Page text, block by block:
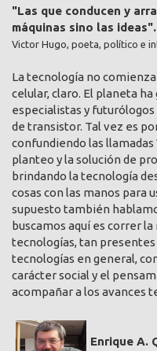
"Las que conducen y
máquinas sino las ideas".
Victor Hugo, poeta, político e
La tecnología no
celular, claro. El planeta
especialistas y
de transistor. Tal vez es
confundiendo las llamadas
planteo y la solución de
brindando la tecnología
cosas con las manos para
supuesto también
buscamos aquí es correr
tecnologías, tan presentes
tecnologías en general,
carácter social y el
acompañar a los avances
Enrique A.